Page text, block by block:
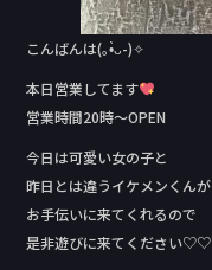
こんばんは(｡•̀ᴗ-)✧
本日営業してます
営業時間20時〜OPEN
今日は可愛い女の子と
昨日とは違うイケメンくんが
お手伝いに来てくれるので
是非遊びに来てください♡♡